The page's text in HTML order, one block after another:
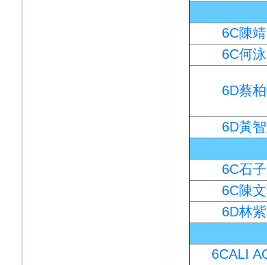
6C陳
6C何
6D蔡
6D黃
6C石
6C陳
6D林
6CALI